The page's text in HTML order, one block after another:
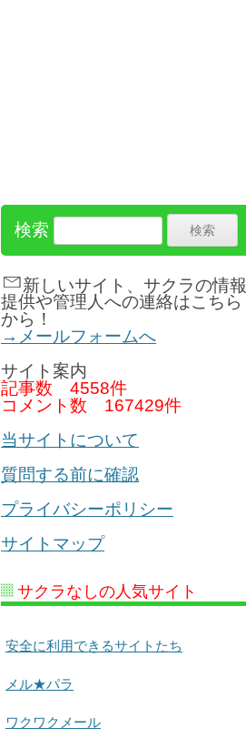
検索
新しいサイト、サクラの情報
提供や管理人への連絡はこちら
から！
→メールフォームへ
サイト案内
記事数 4558件
コメント数 167429件
当サイトについて
質問する前に確認
プライバシーポリシー
サイトマップ
サクラなしの人気サイト
安全に利用できるサイトたち
メル★パラ
ワクワクメール